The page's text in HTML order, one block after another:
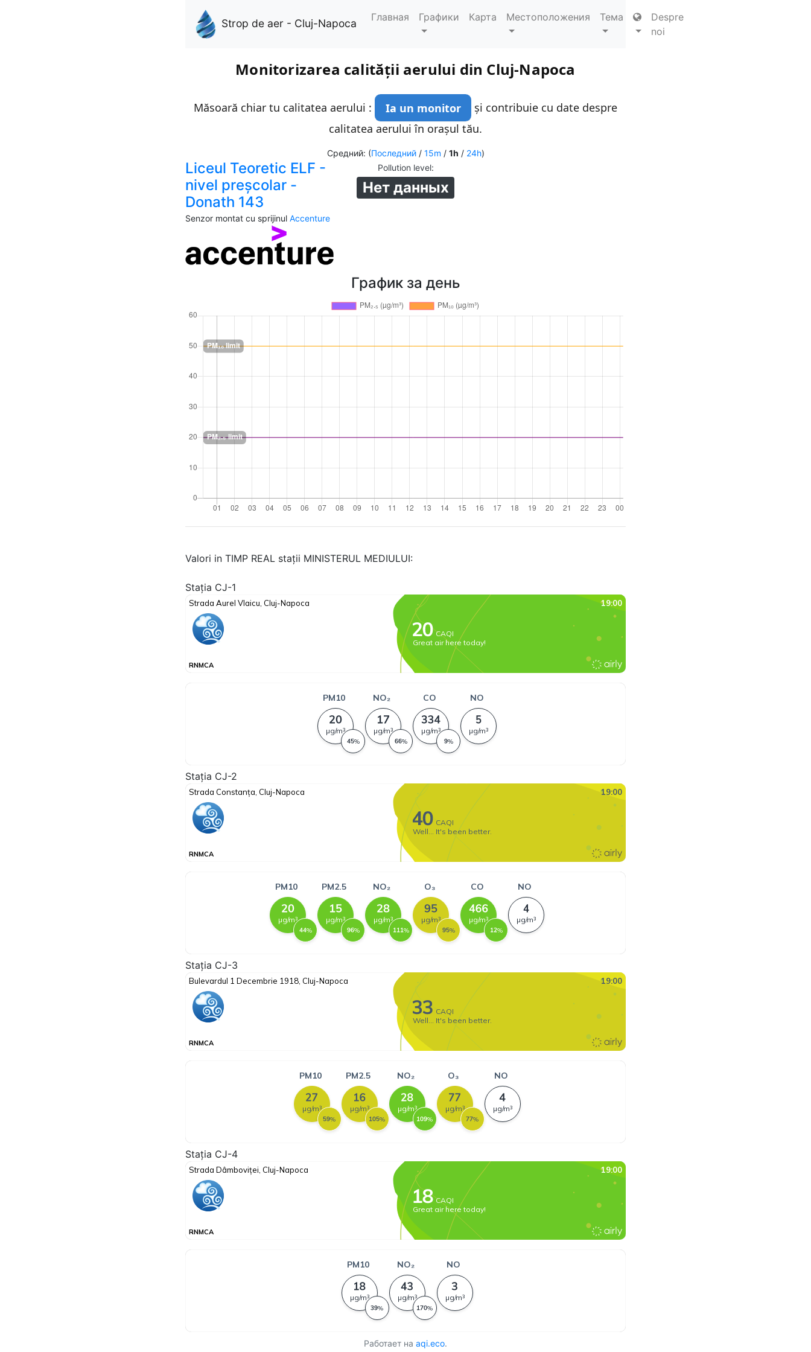
Strop de aer - Cluj-Napoca Главная Графики Карта Местоположения Тема
Despre
noi
Monitorizarea calității aerului din Cluj-Napoca
Măsoară chiar tu calitatea aerului : Ia un monitor
și contribuie cu date despre
calitatea aerului în orașul tău.
Средний: (Последний/ 15m / 1h / 24h)
Liceul Teoretic ELF -
nivel preșcolar -
Donath 143
Senzor montat cu sprijinul Accenture
Pollution level:
Нет данных
График за день
Valori in TIMP REAL stații MINISTERUL MEDIULUI:
Stația CJ-1
Stația CJ-2
Stația CJ-3
Stația CJ-4
Работает на aqi.eco.